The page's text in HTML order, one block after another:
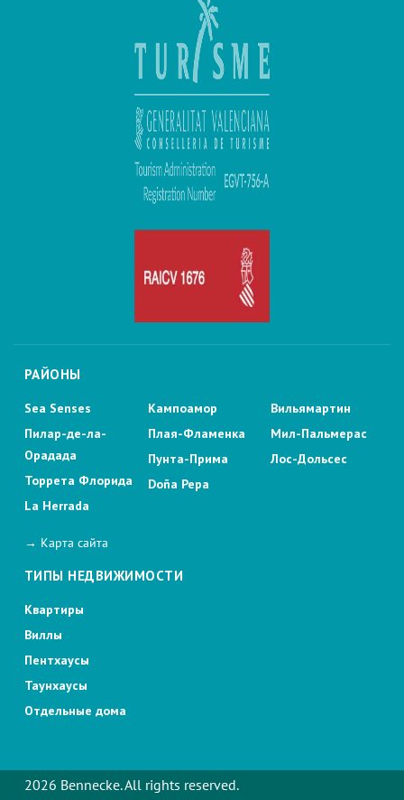
РАЙОНЫ
Sea Senses
Пилар-де-ла-
Орадада
Торрета Флорида
La Herrada
Кампоамор
Плая-Фламенка
Пунта-Прима
Doña Pepa
Вильямартин
Мил-Пальмерас
Лос-Дольсес
→ Карта сайта
ТИПЫ НЕДВИЖИМОСТИ
Квартиры
Виллы
Пентхаусы
Таунхаусы
Отдельные дома
2026 Bennecke. All rights reserved.